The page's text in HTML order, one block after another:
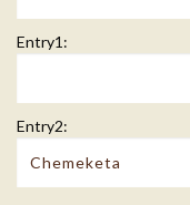
Entry1:
Entry2: